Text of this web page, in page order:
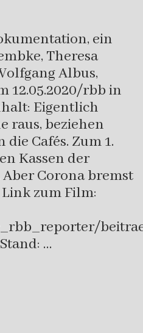
ein
Theresa
Albus,
12.05.2020/rbb in
Eigentlich
raus, beziehen
Cafés. Zum 1.
Kassen der
Corona bremst
zum Film:
…